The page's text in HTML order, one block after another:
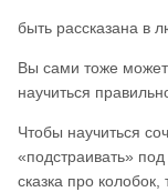
быть рассказана в
Вы сами тоже
научиться
Чтобы научиться
«подстраивать»
сказка про